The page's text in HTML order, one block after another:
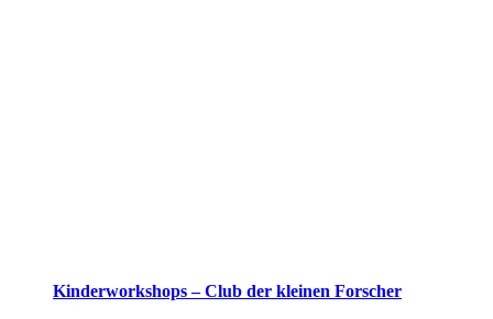
Kinderworkshops – Club der kleinen Forscher